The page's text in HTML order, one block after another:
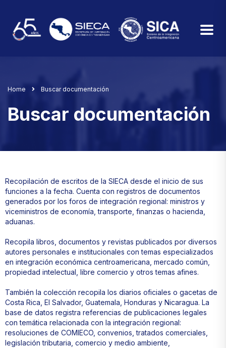
Home Buscar documentación
Buscar documentación
Recopilación de escritos de la SIECA desde el inicio de sus
funciones a la fecha. Cuenta con registros de documentos
generados por los foros de integración regional: ministros y
viceministros de economía, transporte, finanzas o hacienda,
aduanas.
Recopila libros, documentos y revistas publicados por diversos
autores personales e institucionales con temas especializados
en integración económica centroamericana, mercado común,
propiedad intelectual, libre comercio y otros temas afines.
También la colección recopila los diarios oficiales o gacetas de
Costa Rica, El Salvador, Guatemala, Honduras y Nicaragua. La
base de datos registra referencias de publicaciones legales
con temática relacionada con la integración regional:
resoluciones de COMIECO, convenios, tratados comerciales,
legislación tributaria, comercio y medio ambiente,